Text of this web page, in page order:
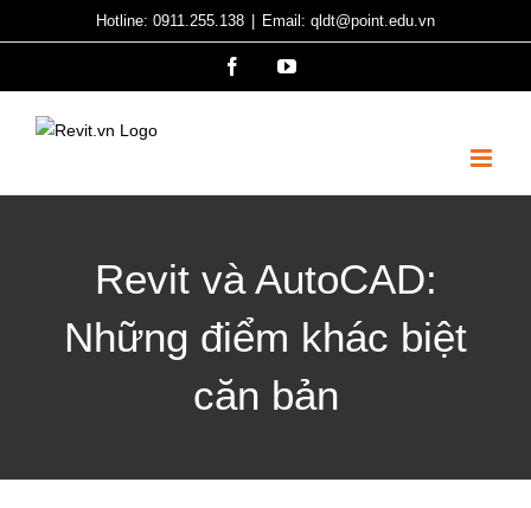
to
Hotline: 0911.255.138 Email: qldt@point.edu.vn
FacebookYouTube
Revit và AutoCAD:
Những điểm khác biệt
căn bản